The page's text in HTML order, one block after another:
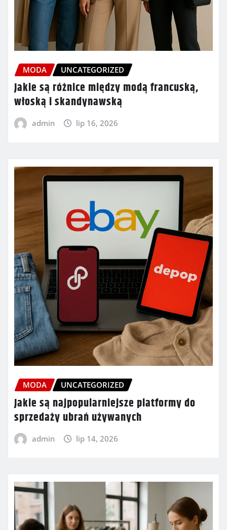
MODA UNCATEGORIZED
Jakie są różnice między modą francuską,
włoską i skandynawską
admin lip 16, 2026
MODA UNCATEGORIZED
Jakie są najpopularniejsze platformy do
sprzedaży ubrań używanych
admin lip 14, 2026